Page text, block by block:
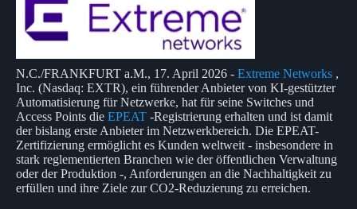
N.C./FRANKFURT a.M., 17. April 2026 - Extreme Networks ,
Inc. (Nasdaq: EXTR), ein führender Anbieter von KI-gestützter
Automatisierung für Netzwerke, hat für seine Switches und
Access Points die EPEAT -Registrierung erhalten und ist damit
der bislang erste Anbieter im Netzwerkbereich. Die EPEAT-
Zertifizierung ermöglicht es Kunden weltweit - insbesondere in
stark reglementierten Branchen wie der öffentlichen Verwaltung
oder der Produktion -, Anforderungen an die Nachhaltigkeit zu
erfüllen und ihre Ziele zur CO2-Reduzierung zu erreichen.